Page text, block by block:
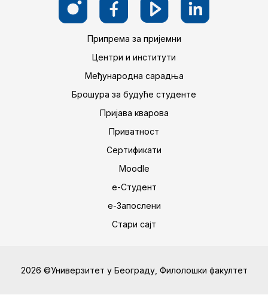
Припрема за пријемни
Центри и институти
Међународна сарадња
Брошура за будуће студенте
Пријава кварова
Приватност
Сертификати
Moodle
е-Студент
е-Запослени
Стари сајт
2026 ©Универзитет у Београду, Филолошки факултет